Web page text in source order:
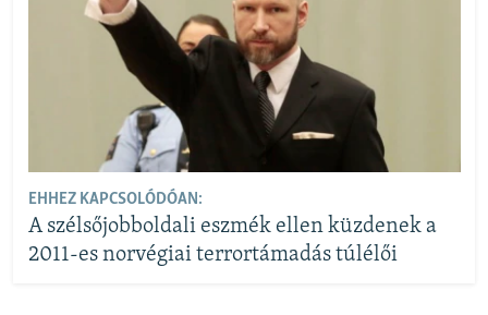
EHHEZ KAPCSOLÓDÓAN:
A szélsőjobboldali eszmék ellen küzdenek a
2011-es norvégiai terrortámadás túlélői